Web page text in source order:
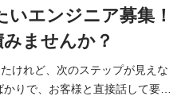
エンジニア募集！
ませんか？
けれど、次のステップが見えな
りで、お客様と直接話して要件